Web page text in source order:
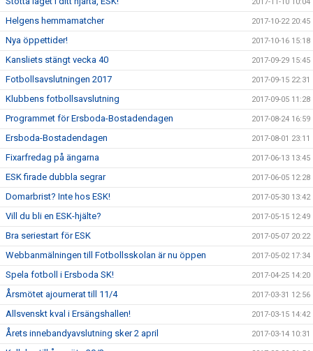
Helgens hemmamatcher 2017-10-22 20:45
Nya öppettider! 2017-10-16 15:18
Kansliets stängt vecka 40 2017-09-29 15:45
Fotbollsavslutningen 2017 2017-09-15 22:31
Klubbens fotbollsavslutning 2017-09-05 11:28
Programmet för Ersboda-Bostadendagen 2017-08-24 16:59
Ersboda-Bostadendagen 2017-08-01 23:11
Fixarfredag på ängarna 2017-06-13 13:45
ESK firade dubbla segrar 2017-06-05 12:28
Domarbrist? Inte hos ESK! 2017-05-30 13:42
Vill du bli en ESK-hjälte? 2017-05-15 12:49
Bra seriestart för ESK 2017-05-07 20:22
Webbanmälningen till Fotbollsskolan är nu öppen 2017-05-02 17:34
Spela fotboll i Ersboda SK! 2017-04-25 14:20
Årsmötet ajournerat till 11/4 2017-03-31 12:56
Allsvenskt kval i Ersängshallen! 2017-03-15 14:42
Årets innebandyavslutning sker 2 april 2017-03-14 10:31